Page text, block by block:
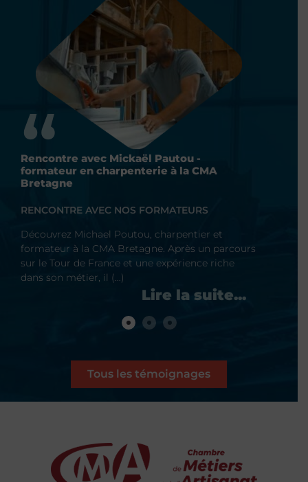
Rencontre avec Franck Boiselier -
formateur en photographie à la CMA
Bretagne
RENCONTRE AVEC NOS FORMATEURS
Découvrez Franck Boiselier, photographe
professionnel et formateur à la CMA Bretagne.
Fort de 10 ans d’expérience dans la photographie,
il partage son (…)
Tous les témoignages